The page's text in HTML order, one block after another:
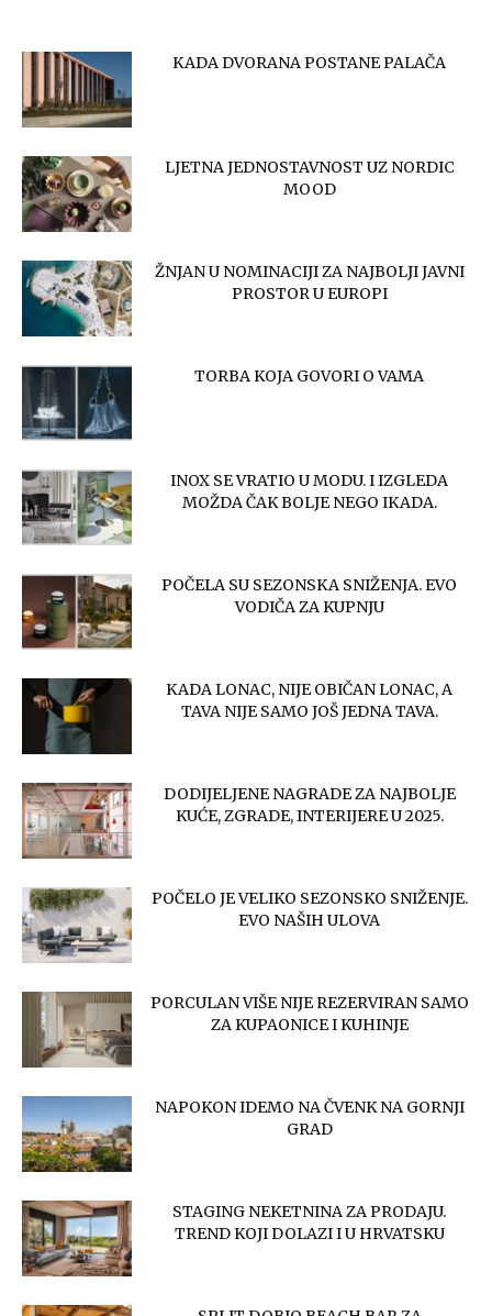
KADA DVORANA POSTANE PALAČA
LJETNA JEDNOSTAVNOST UZ NORDIC
MOOD
ŽNJAN U NOMINACIJI ZA NAJBOLJI JAVNI
PROSTOR U EUROPI
TORBA KOJA GOVORI O VAMA
INOX SE VRATIO U MODU. I IZGLEDA
MOŽDA ČAK BOLJE NEGO IKADA.
POČELA SU SEZONSKA SNIŽENJA. EVO
VODIČA ZA KUPNJU
KADA LONAC, NIJE OBIČAN LONAC, A
TAVA NIJE SAMO JOŠ JEDNA TAVA.
DODIJELJENE NAGRADE ZA NAJBOLJE
KUĆE, ZGRADE, INTERIJERE U 2025.
POČELO JE VELIKO SEZONSKO SNIŽENJE.
EVO NAŠIH ULOVA
PORCULAN VIŠE NIJE REZERVIRAN SAMO
ZA KUPAONICE I KUHINJE
NAPOKON IDEMO NA ČVENK NA GORNJI
GRAD
STAGING NEKETNINA ZA PRODAJU.
TREND KOJI DOLAZI I U HRVATSKU